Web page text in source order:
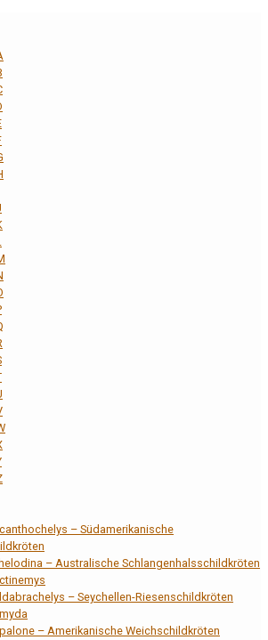
– Südamerikanische
– Australische Schlangenhalsschildkröten
– Seychellen-Riesenschildkröten
– Amerikanische Weichschildkröten